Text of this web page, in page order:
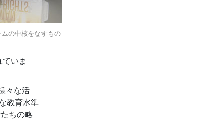
の中核をなすもの
いま
々な活
教育水準
ちの略